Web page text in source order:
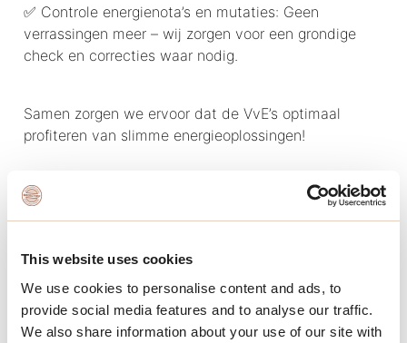
This website uses cookies
We use cookies to personalise content and ads, to
provide social media features and to analyse our traffic.
We also share information about your use of our site with
✅ Controle energienota’s en mutaties: Geen
verrassingen meer – wij zorgen voor een grondige
check en correcties waar nodig.
Samen zorgen we ervoor dat de VvE’s optimaal
profiteren van slimme energieoplossingen!